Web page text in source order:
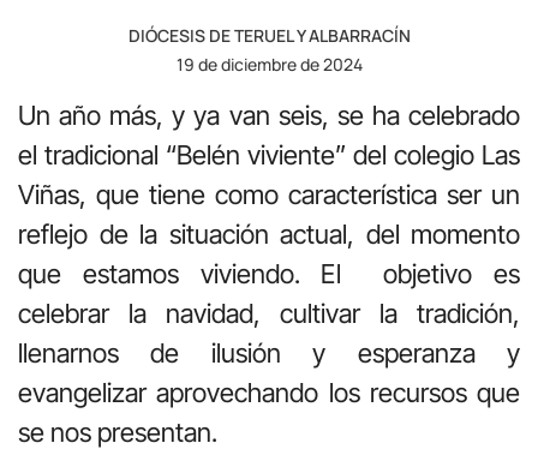
DIÓCESIS DE TERUEL Y ALBARRACÍN
19 de diciembre de 2024
Un año más, y ya van seis, se ha celebrado
el tradicional “Belén viviente” del colegio Las
Viñas, que tiene como característica ser un
reflejo de la situación actual, del momento
que estamos viviendo. El
objetivo es
celebrar la navidad, cultivar la tradición,
llenarnos de ilusión y esperanza y
evangelizar aprovechando los recursos que
se nos presentan.